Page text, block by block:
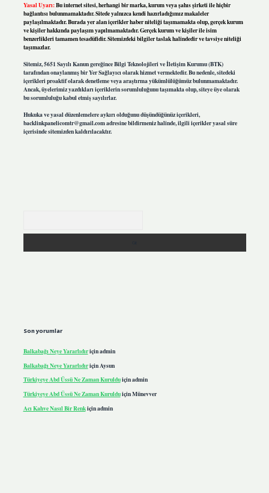
Yasal Uyarı:Bu internet sitesi, herhangi bir marka, kurum veya şahıs şirketi ile hiçbir
bağlantısı bulunmamaktadır. Sitede yalnızca kendi hazırladığımız makaleler
paylaşılmaktadır. Burada yer alan içerikler haber niteliği taşımamakta olup, gerçek kurum
ve kişiler hakkında paylaşım yapılmamaktadır. Gerçek kurum ve kişiler ile isim
benzerlikleri tamamen tesadüfidir. Sitemizdeki bilgiler taslak halindedir ve tavsiye niteliği
taşımazlar.
Sitemiz, 5651 Sayılı Kanun gereğince Bilgi Teknolojileri ve İletişim Kurumu (BTK)
tarafından onaylanmış bir Yer Sağlayıcı olarak hizmet vermektedir. Bu nedenle, sitedeki
içerikleri proaktif olarak denetleme veya araştırma yükümlülüğümüz bulunmamaktadır.
Ancak, üyelerimiz yazdıkları içeriklerin sorumluluğunu taşımakta olup, siteye üye olarak
bu sorumluluğu kabul etmiş sayılırlar.
Hukuka ve yasal düzenlemelere aykırı olduğunu düşündüğünüz içerikleri,
backlinkpanelicomtr@gmail.comadresine bildirmeniz halinde, ilgili içerikler yasal süre
içerisinde sitemizden kaldırılacaktır.
Son yorumlar
Balkabağı Neye Yararlıdıriçinadmin
Balkabağı Neye Yararlıdıriçin Aysun
Türkiyeye Abd Üssü Ne Zaman Kurulduiçinadmin
Türkiyeye Abd Üssü Ne Zaman KurulduiçinMünevver
Acı Kahve Nasıl Bir Renkiçinadmin